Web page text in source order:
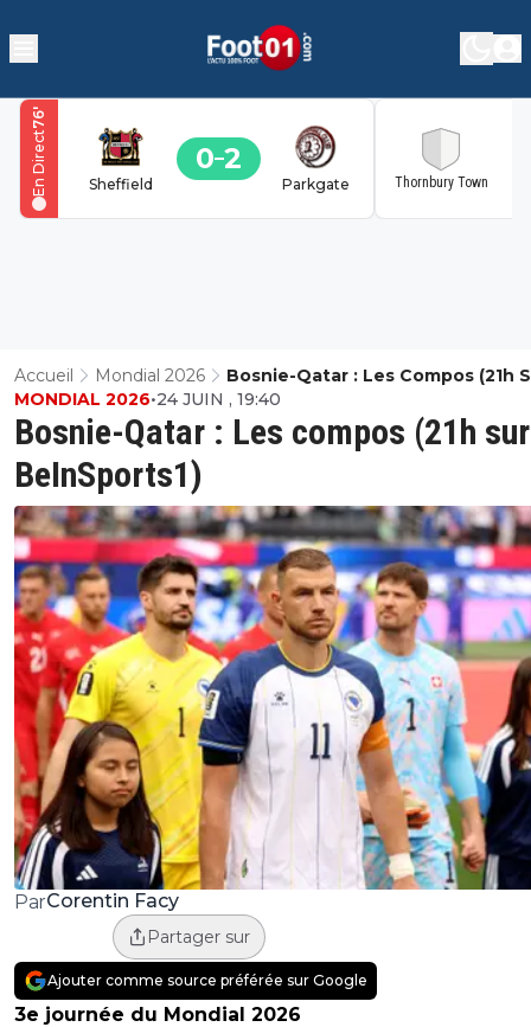
Sheffield
0 2
Parkgate
76
'
En Direct Thornbury Town
Accueil Mondial 2026
Bosnie-Qatar : Les Compos (21h
BeInSports1)
Bosnie-Qatar : Les compos (21h sur
BeInSports1)
MONDIAL 2026•24 JUIN , 19:40
ParCorentin Facy
Partager sur
Ajouter comme source préférée sur Google
3e journée du Mondial 2026